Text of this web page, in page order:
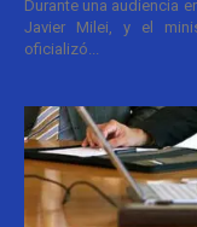
Durante una audiencia
Javier Milei, y el
oficializó...